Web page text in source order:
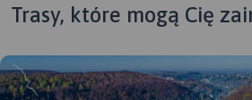
Trasy, które mogą Cię